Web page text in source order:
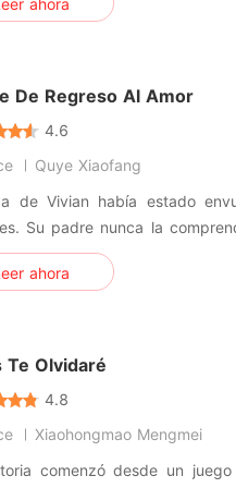
no se habría acostado
ahora
De Regreso Al Amor
4.6
Quye Xiaofang
de Vivian había estado
Su padre nunca la
trampa y su hermanastra
de obligarla a meterse
ahora
Te Olvidaré
4.8
Xiaohongmao Mengmei
comenzó desde un